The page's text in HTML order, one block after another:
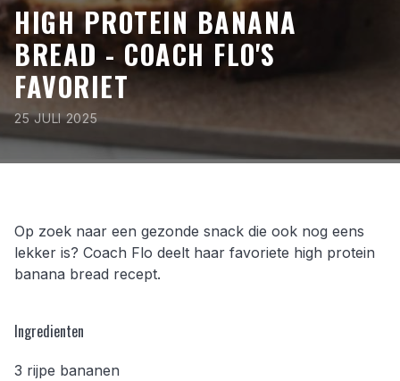
HIGH PROTEIN BANANA
BREAD - COACH FLO'S
FAVORIET
25 JULI 2025
Op zoek naar een gezonde snack die ook nog eens
lekker is? Coach Flo deelt haar favoriete high protein
banana bread recept.
Ingredienten
3 rijpe bananen